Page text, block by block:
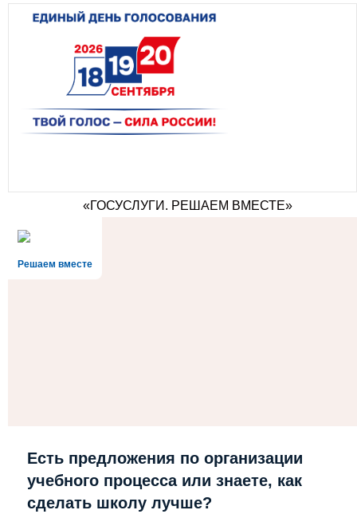
«ГОСУСЛУГИ. РЕШАЕМ ВМЕСТЕ»
Решаем вместе
Есть предложения по организации
учебного процесса или знаете, как
сделать школу лучше?